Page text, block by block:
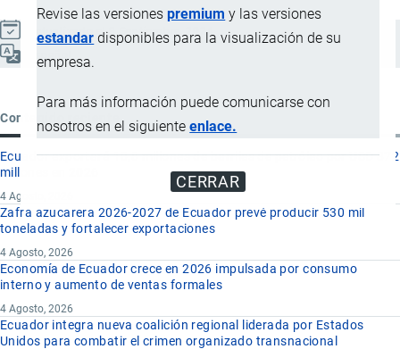
Revise las versionespremium y las versiones
estandar disponibles para la visualización de su
empresa.
Para más información puede comunicarse con
nosotros en el siguienteenlace.
CERRAR
Actualizado el 9 Septiembre, 2024
Contenido reciente
Ecuador exportará 10,8 millones de barriles de petróleo por USD 872
millones en 2026
4 Agosto, 2026
Zafra azucarera 2026-2027 de Ecuador prevé producir 530 mil
toneladas y fortalecer exportaciones
4 Agosto, 2026
Economía de Ecuador crece en 2026 impulsada por consumo
interno y aumento de ventas formales
4 Agosto, 2026
Ecuador integra nueva coalición regional liderada por Estados
Unidos para combatir el crimen organizado transnacional